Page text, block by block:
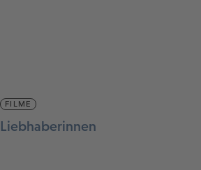
FILME
Liebhaberinnen